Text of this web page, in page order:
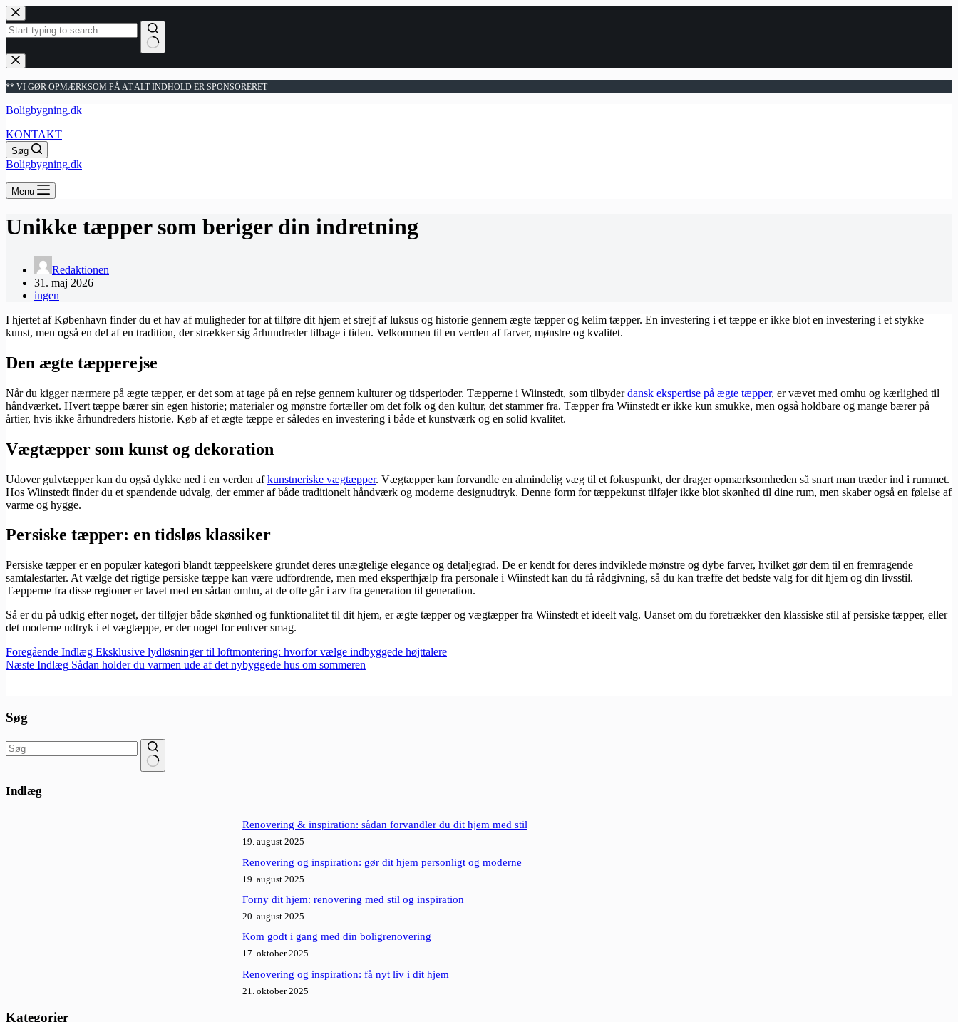
Fortsæt
til
indhold
Ingen
resultater
** VI GØR OPMÆRKSOM PÅ AT ALT INDHOLD ER SPONSORERET
Boligbygning.dk
KONTAKT
Søg
Boligbygning.dk
Menu
Unikke tæpper som beriger din indretning
Redaktionen
31. maj 2026
ingen
I hjertet af København finder du et hav af muligheder for at tilføre dit hjem et strejf af luksus og historie gennem ægte tæpper og kelim tæpper. En investering i et tæppe er ikke blot en investering i et stykke
kunst, men også en del af en tradition, der strækker sig århundreder tilbage i tiden. Velkommen til en verden af farver, mønstre og kvalitet.
Den ægte tæpperejse
Når du kigger nærmere på ægte tæpper, er det som at tage på en rejse gennem kulturer og tidsperioder. Tæpperne i Wiinstedt, som tilbyderdansk ekspertise på ægte tæpper, er vævet med omhu og kærlighed til
håndværket. Hvert tæppe bærer sin egen historie; materialer og mønstre fortæller om det folk og den kultur, det stammer fra. Tæpper fra Wiinstedt er ikke kun smukke, men også holdbare og mange bærer på
årtier, hvis ikke århundreders historie. Køb af et ægte tæppe er således en investering i både et kunstværk og en solid kvalitet.
Vægtæpper som kunst og dekoration
Udover gulvtæpper kan du også dykke ned i en verden afkunstneriske vægtæpper. Vægtæpper kan forvandle en almindelig væg til et fokuspunkt, der drager opmærksomheden så snart man træder ind i rummet.
Hos Wiinstedt finder du et spændende udvalg, der emmer af både traditionelt håndværk og moderne designudtryk. Denne form for tæppekunst tilføjer ikke blot skønhed til dine rum, men skaber også en følelse af
varme og hygge.
Persiske tæpper: en tidsløs klassiker
Persiske tæpper er en populær kategori blandt tæppeelskere grundet deres unægtelige elegance og detaljegrad. De er kendt for deres indviklede mønstre og dybe farver, hvilket gør dem til en fremragende
samtalestarter. At vælge det rigtige persiske tæppe kan være udfordrende, men med eksperthjælp fra personale i Wiinstedt kan du få rådgivning, så du kan træffe det bedste valg for dit hjem og din livsstil.
Tæpperne fra disse regioner er lavet med en sådan omhu, at de ofte går i arv fra generation til generation.
Så er du på udkig efter noget, der tilføjer både skønhed og funktionalitet til dit hjem, er ægte tæpper og vægtæpper fra Wiinstedt et ideelt valg. Uanset om du foretrækker den klassiske stil af persiske tæpper, eller
det moderne udtryk i et vægtæppe, er der noget for enhver smag.
Foregående Indlæg Eksklusive lydløsninger til loftmontering: hvorfor vælge indbyggede højttalere
Næste Indlæg Sådan holder du varmen ude af det nybyggede hus om sommeren
Søg
resultater
Indlæg
Renovering & inspiration: sådan forvandler du dit hjem med stil
19. august 2025
Renovering og inspiration: gør dit hjem personligt og moderne
19. august 2025
Forny dit hjem: renovering med stil og inspiration
20. august 2025
Kom godt i gang med din boligrenovering
17. oktober 2025
Renovering og inspiration: få nyt liv i dit hjem
21. oktober 2025
Kategorier